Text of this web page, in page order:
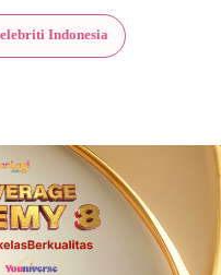
Indonesia